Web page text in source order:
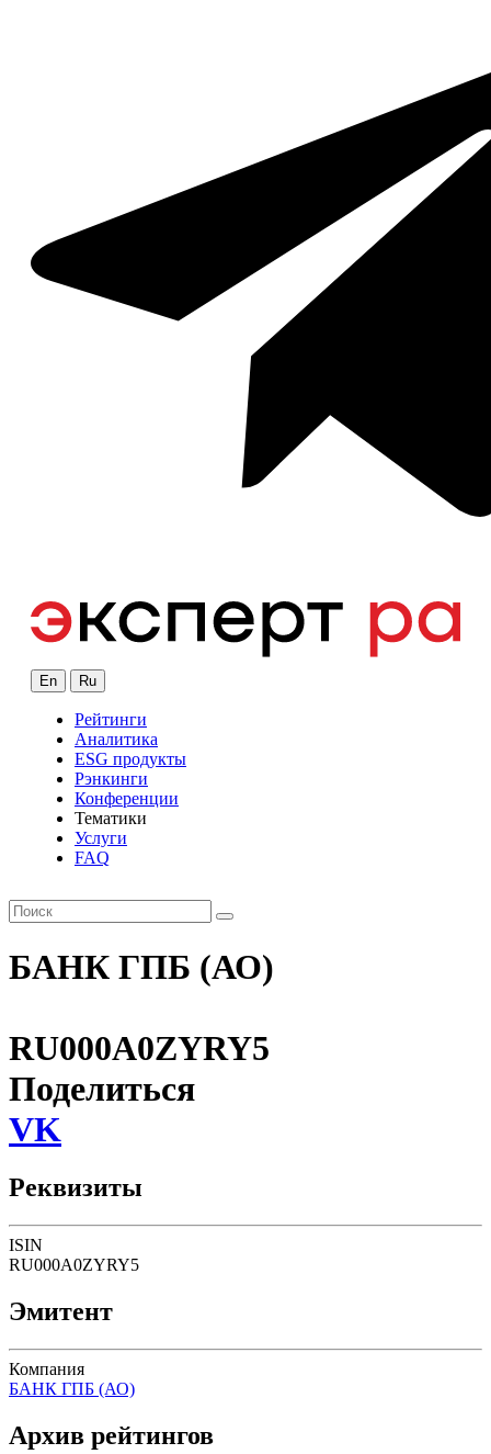
En Ru
Рейтинги
Аналитика
ESG продукты
Рэнкинги
Конференции
Тематики
Услуги
FAQ
БАНК ГПБ (АО)
RU000A0ZYRY5
Поделиться
VK
Реквизиты
ISIN
RU000A0ZYRY5
Эмитент
Компания
БАНК ГПБ (АО)
Архив рейтингов